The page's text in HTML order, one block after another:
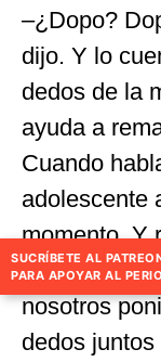
–¿Dopo?
dijo. Y lo
dedos de la
ayuda a
Cuando
adolescente
momento. Y
–Después
nosotros
dedos
SUCRÍBETE AL
PARA APOYAR AL